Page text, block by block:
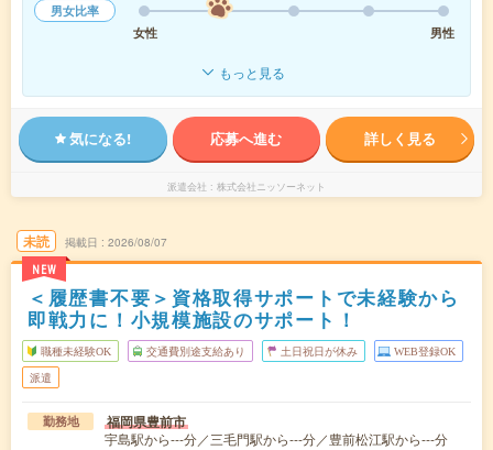
男女比率
女性
男性
もっと見る
気になる! 応募へ進む 詳しく見る
派遣会社 株式会社ニッソーネット
未読
NEW
掲載日 2026/08/07
＜履歴書不要＞資格取得サポートで未経験から
即戦力に！小規模施設のサポート！
職種未経験OK 交通費別途支給あり 土日祝日が休み WEB登録OK
派遣
勤務地 福岡県豊前市
宇島駅から---分／三毛門駅から---分／豊前松江駅から---分